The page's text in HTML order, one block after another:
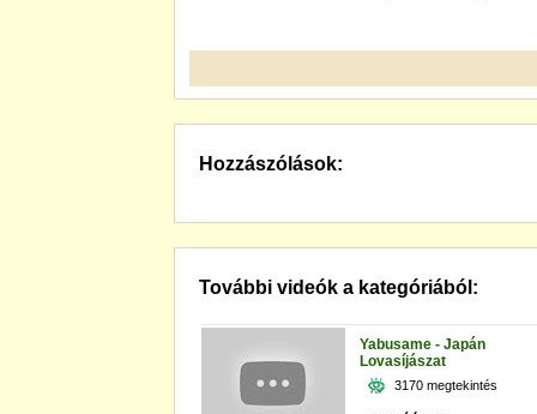
Hozzászólások:
További videók a kategóriából:
Yabusame - Japán
Lovasíjászat
3170 megtekintés